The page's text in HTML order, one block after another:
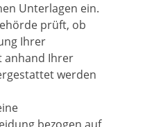
Unterlagen ein.
prüft, ob
Ihrer
anhand Ihrer
werden